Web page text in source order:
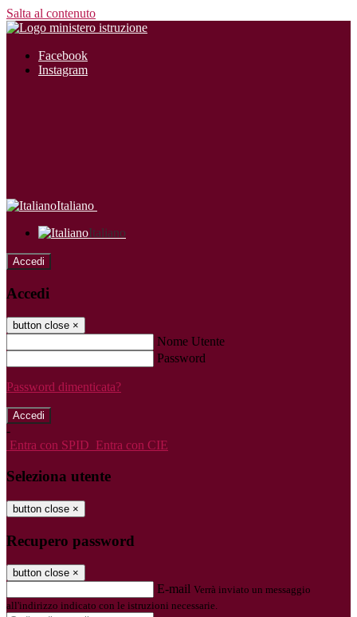
Salta al contenuto
Facebook
Instagram
Italiano
Italiano
Accedi
Accedi
button close ×
Nome Utente
Password
Password dimenticata?
-
Entra con SPID Entra con CIE
Seleziona utente
button close ×
Recupero password
button close ×
E-mail Verrà inviato un messaggio
all'indirizzo indicato con le istruzioni necessarie.